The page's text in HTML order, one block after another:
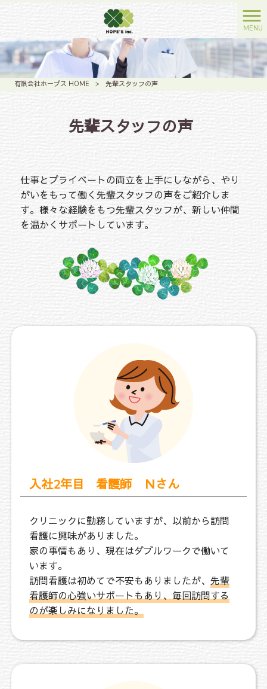
MENU
有限会社ホープス HOME > 先輩スタッフの声
先輩スタッフの声
仕事とプライベートの両立を上手にしながら、やり
がいをもって働く先輩スタッフの声をご紹介しま
す。様々な経験をもつ先輩スタッフが、新しい仲間
を温かくサポートしています。
入社2年目 看護師 Ｎさん
クリニックに勤務していますが、以前から訪問
看護に興味がありました。
家の事情もあり、現在はダブルワークで働いて
います。
訪問看護は初めてで不安もありましたが、 先輩
看護師の心強いサポートもあり、毎回訪問する
のが楽しみになりました。